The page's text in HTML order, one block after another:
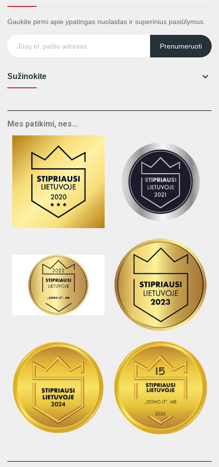
Gaukite pirmi apie ypatingas nuolaidas ir superinius pasiūlymus.
Prenumeruoti
Sužinokite 
Mes patikimi, nes...